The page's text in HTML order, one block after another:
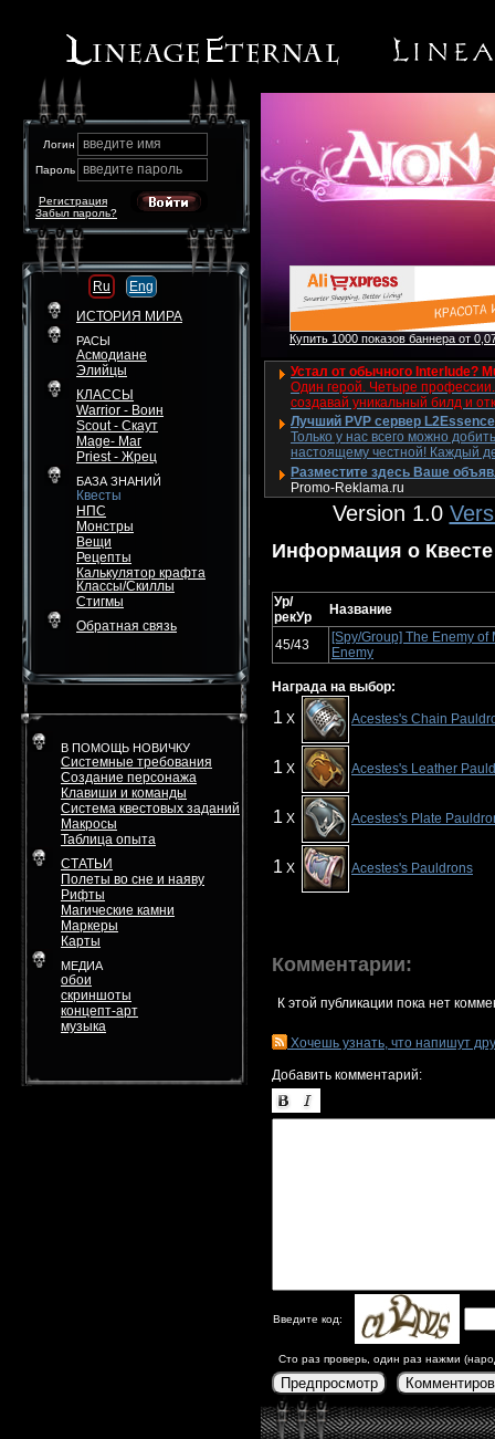
Логин введите имя
Пароль введите пароль
Забыл пароль?
Регистрация
Ru
Eng
ИСТОРИЯ МИРА
РАСЫ
Асмодиане
Элийцы
КЛАССЫ
Warrior - Воин
Scout - Скаут
Mage- Маг
Priest - Жрец
БАЗА ЗНАНИЙ
Квесты
НПС
Монстры
Вещи
Рецепты
Калькулятор крафта
Классы/Скиллы
Стигмы
Обратная связь
В ПОМОЩЬ НОВИЧКУ
Системные требования
Создание персонажа
Клавиши и команды
Система квестовых заданий
Макросы
Таблица опыта
СТАТЬИ
Полеты во сне и наяву
Рифты
Магические камни
Маркеры
Карты
МЕДИА
обои
скриншоты
концепт-арт
музыка
Купить 1000 показов баннера от
Устал от обычного Interlude?
Один герой. Четыре
создавай уникальный билд и
Лучший PVP сервер
Только у нас всего можно
настоящему честной! Каждый
Разместите здесь Ваше
Promo-Reklama.ru
Version 1.0
Информация о Квесте
Ур/
рекУр
Название
45/43
[Spy/Group] The Enemy of
Enemy
Награда на выбор:
1 X Acestes's Chain
1 X Acestes's Leather
1 X Acestes's Plate
1 X Acestes's Pauldrons
Комментарии:
К этой публикации пока нет
Хочешь узнать, что напишут
Добавить комментарий:
Введите код:
Сто раз проверь, один раз нажми
Предпросмотр